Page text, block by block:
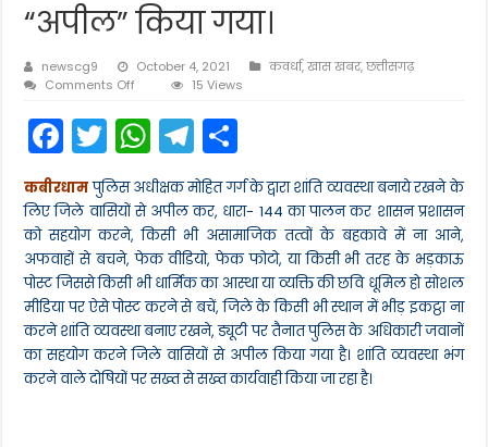
“अपील” किया गया।
newscg9 October 4, 2021 कवर्धा,खास खबर,छत्तीसगढ़
Comments Off
पुलिस
अधीक्षक
मोहित
के
द्वारा
जिले
वासियों
से
शांति
व्यवस्था
बनाए
रखने
के
लिए
15 Views
F
a
c
e
b
o
o
k
T
w
itt
er
W
h
a
ts
A
p
p
T
el
e
gr
a
m
h
ar
e
कबीरधामपुलिस अधीक्षक मोहित गर्ग के द्वारा शांति व्यवस्था बनाये रखने के
लिए जिले वासियों से अपील कर, धारा- 144 का पालन कर शासन प्रशासन
को सहयोग करने, किसी भी असामाजिक तत्वों के बहकावे में ना आने,
अफवाहों से बचने, फेक वीडियो, फेक फोटो, या किसी भी तरह के भड़काऊ
पोस्ट जिससे किसी भी धार्मिक का आस्था या व्यक्ति की छवि धूमिल हो सोशल
मीडिया पर ऐसे पोस्ट करने से बचें, जिले के किसी भी स्थान में भीड़ इकट्ठा ना
करने शांति व्यवस्था बनाए रखने, ड्यूटी पर तैनात पुलिस के अधिकारी जवानों
का सहयोग करने जिले वासियों से अपील किया गया है। शांति व्यवस्था भंग
करने वाले दोषियों पर सख्त से सख्त कार्यवाही किया जा रहा है।